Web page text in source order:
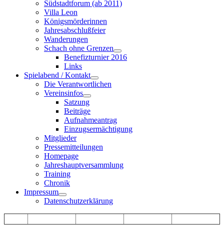
Südstadtforum (ab 2011)
Villa Leon
Königsmörderinnen
Jahresabschlußfeier
Wanderungen
Schach ohne Grenzen
Benefizturnier 2016
Links
Spielabend / Kontakt
Die Verantwortlichen
Vereinsinfos
Satzung
Beiträge
Aufnahmeantrag
Einzugsermächtigung
Mitglieder
Pressemitteilungen
Homepage
Jahreshauptversammlung
Training
Chronik
Impressum
Datenschutzerklärung